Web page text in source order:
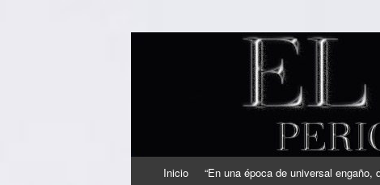
EL SINDICAL
Periodismo Inteligente
Inicio “En una época de universal